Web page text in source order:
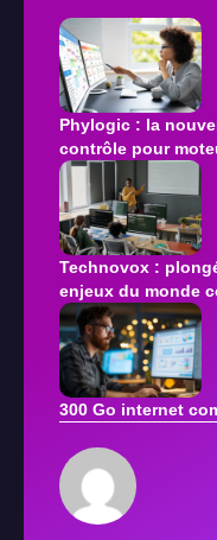
Phylogic : la
contrôle pour
Technovox :
enjeux du monde
300 Go internet